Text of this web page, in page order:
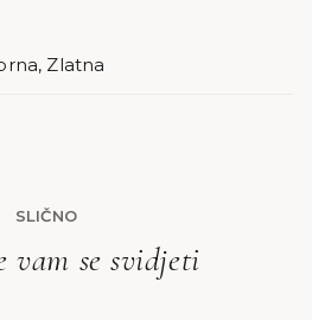
Zlatna
SLIČNO
vam se svidjeti